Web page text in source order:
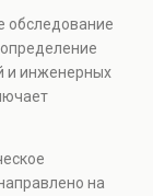
покупке
реконструкции
и
обследование
и инженерных
безопасности.
на